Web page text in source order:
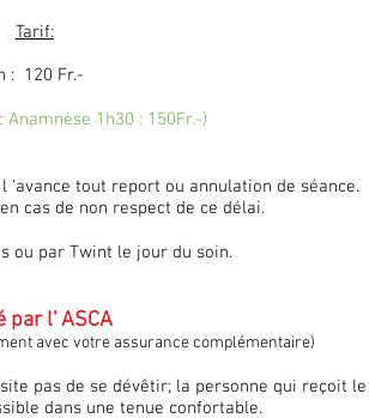
Tarif:
: 120 Fr.-
Anamnèse 1h30 : 150Fr.-)
'avance tout report ou annulation de séance.
cas de non respect de ce délai.
ou par Twint le jour du soin.
par l' ASCA
avec votre assurance complémentaire)
pas de se dévêtir; la personne qui reçoit le
dans une tenue confortable.